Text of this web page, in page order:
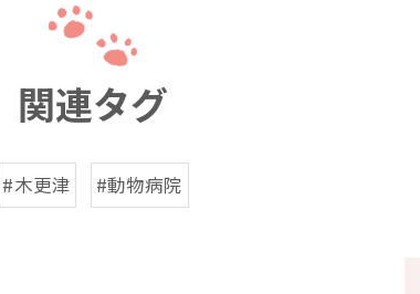
関連タグ
#木更津 #動物病院